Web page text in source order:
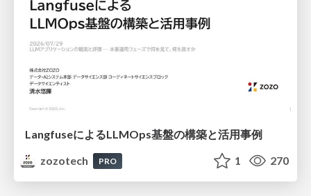
LangfuseによるLLMOps基盤の構築と活用事例
zozotech
PRO 1 270